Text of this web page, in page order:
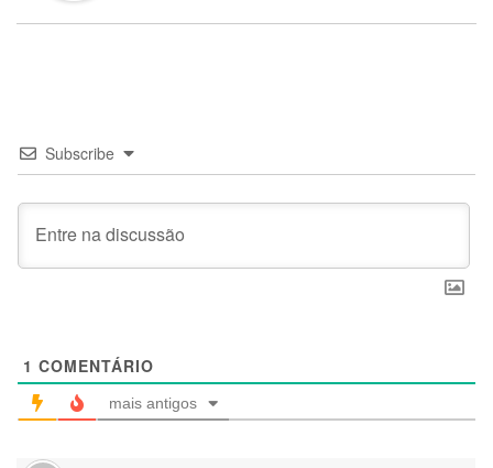
Subscribe
1 COMENTÁRIO
mais antigos